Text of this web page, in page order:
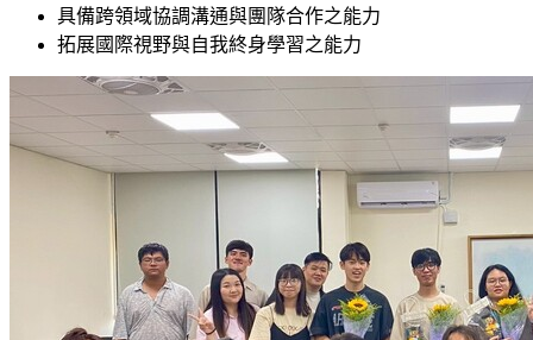
具備跨領域協調溝通與團隊合作之能力
拓展國際視野與自我終身學習之能力